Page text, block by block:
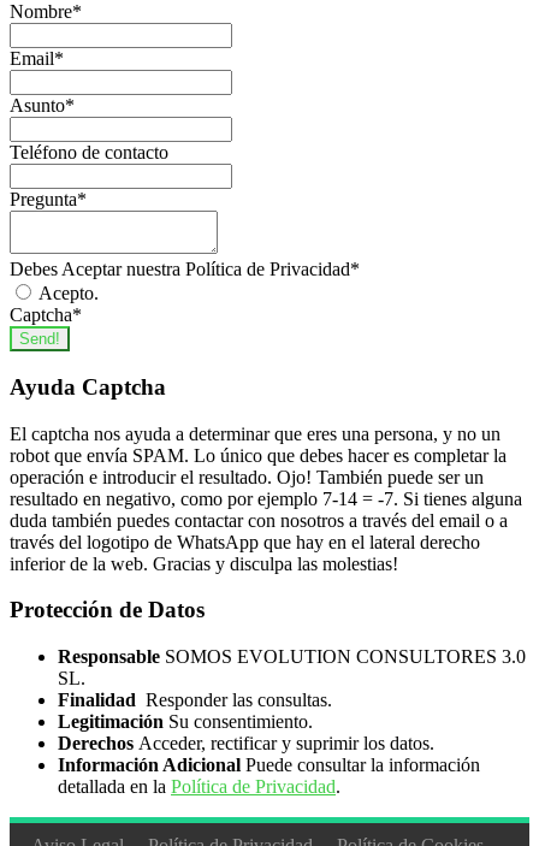
Nombre*
Email*
Asunto*
Teléfono de contacto
Pregunta*
Debes Aceptar nuestra Política de Privacidad*
Acepto.
Captcha*
Send!
Ayuda Captcha
El captcha nos ayuda a determinar que eres una persona, y no un
robot que envía SPAM. Lo único que debes hacer es completar la
operación e introducir el resultado. Ojo! También puede ser un
resultado en negativo, como por ejemplo 7-14 = -7. Si tienes alguna
duda también puedes contactar con nosotros a través del email o a
través del logotipo de WhatsApp que hay en el lateral derecho
inferior de la web. Gracias y disculpa las molestias!
Protección de Datos
Responsable SOMOS EVOLUTION CONSULTORES 3.0
SL.
Finalidad Responder las consultas.
Legitimación Su consentimiento.
Derechos Acceder, rectificar y suprimir los datos.
Información Adicional Puede consultar la información
detallada en la Política de Privacidad.